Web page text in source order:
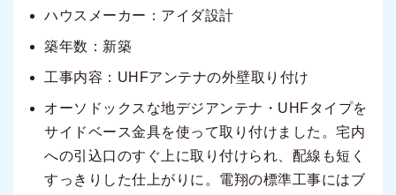
ハウスメーカー：アイダ設計
築年数：新築
工事内容：UHFアンテナの外壁取り付け
オーソドックスな地デジアンテナ・UHFタイプを
サイドベース金具を使って取り付けました。宅内
への引込口のすぐ上に取り付けられ、配線も短く
すっきりした仕上がりに。電翔の標準工事にはブ